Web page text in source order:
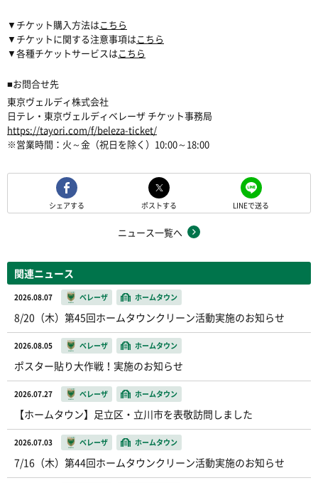
▼チケット購入方法はこちら
▼チケットに関する注意事項はこちら
▼各種チケットサービスはこちら
■お問合せ先
東京ヴェルディ株式会社
日テレ・東京ヴェルディベレーザ チケット事務局
https://tayori.com/f/beleza-ticket/
※営業時間：火～金（祝日を除く）10:00～18:00
シェアする ポストする LINEで送る
ニュース一覧へ
関連ニュース
2026.08.07 ベレーザ ホームタウン
8/20（木）第45回ホームタウンクリーン活動実施のお知らせ
2026.08.05 ベレーザ ホームタウン
ポスター貼り大作戦！実施のお知らせ
2026.07.27 ベレーザ ホームタウン
【ホームタウン】足立区・立川市を表敬訪問しました
2026.07.03 ベレーザ ホームタウン
7/16（木）第44回ホームタウンクリーン活動実施のお知らせ